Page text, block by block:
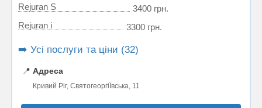
Rejuran S
3400 грн.
Rejuran i
3300 грн.
➡️ Усі послуги та ціни (32)
📍 Адреса
Кривий Ріг, СвятогеоргіЇвська, 11